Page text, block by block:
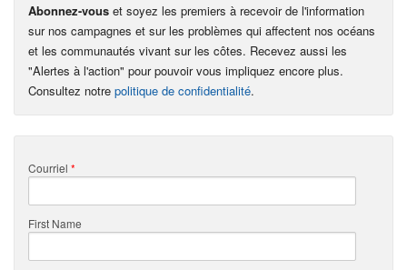
Abonnez-vous et soyez les premiers à recevoir de l'information
sur nos campagnes et sur les problèmes qui affectent nos océans
et les communautés vivant sur les côtes. Recevez aussi les
"Alertes à l'action" pour pouvoir vous impliquez encore plus.
Consultez notre politique de confidentialité.
Courriel *
First Name